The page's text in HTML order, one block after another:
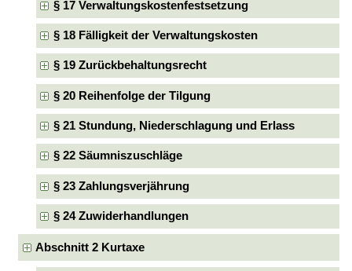
§ 17 Verwaltungskostenfestsetzung
§ 18 Fälligkeit der Verwaltungskosten
§ 19 Zurückbehaltungsrecht
§ 20 Reihenfolge der Tilgung
§ 21 Stundung, Niederschlagung und Erlass
§ 22 Säumniszuschläge
§ 23 Zahlungsverjährung
§ 24 Zuwiderhandlungen
Abschnitt 2 Kurtaxe